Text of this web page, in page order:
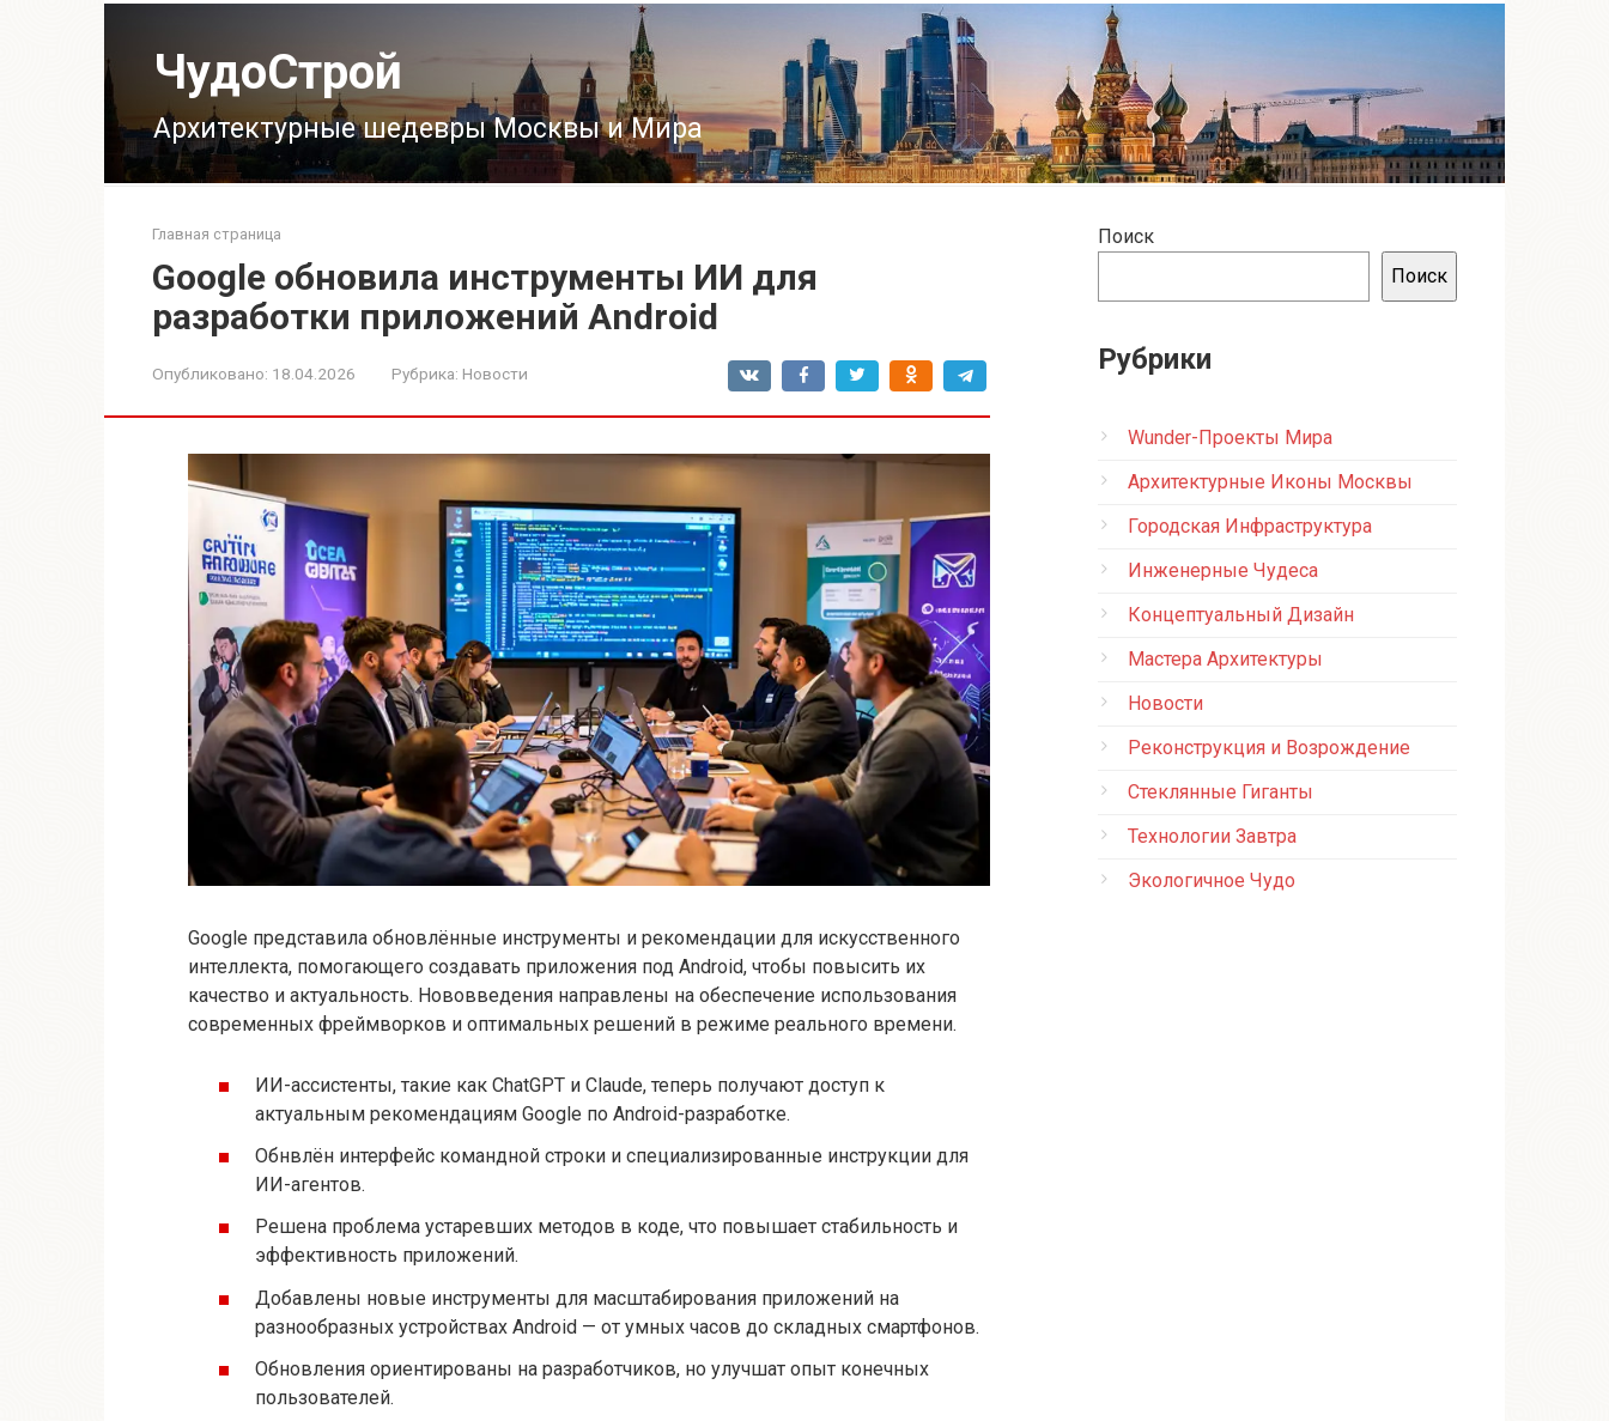
ЧудоСтрой
Архитектурные шедевры Москвы и Мира
Главная страница
Google обновила инструменты ИИ для
разработки приложений Android
Опубликовано: 18.04.2026 Рубрика: Новости
Google представила обновлённые инструменты и рекомендации для искусственного
интеллекта, помогающего создавать приложения под Android, чтобы повысить их
качество и актуальность. Нововведения направлены на обеспечение использования
современных фреймворков и оптимальных решений в режиме реального времени.
ИИ-ассистенты, такие как ChatGPT и Claude, теперь получают доступ к
актуальным рекомендациям Google по Android-разработке.
Обнвлён интерфейс командной строки и специализированные инструкции для
ИИ-агентов.
Решена проблема устаревших методов в коде, что повышает стабильность и
эффективность приложений.
Добавлены новые инструменты для масштабирования приложений на
разнообразных устройствах Android — от умных часов до складных смартфонов.
Обновления ориентированы на разработчиков, но улучшат опыт конечных
пользователей.
Поиск
Поиск
Рубрики
Wunder-Проекты Мира
Архитектурные Иконы Москвы
Городская Инфраструктура
Инженерные Чудеса
Концептуальный Дизайн
Мастера Архитектуры
Новости
Реконструкция и Возрождение
Стеклянные Гиганты
Технологии Завтра
Экологичное Чудо